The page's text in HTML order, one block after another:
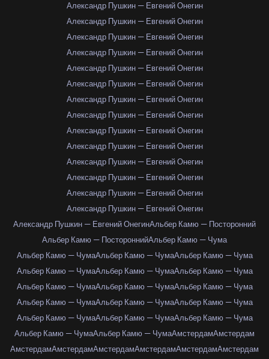
Александр Пушкин — Евгений Онегин
Александр Пушкин — Евгений Онегин
Александр Пушкин — Евгений Онегин
Александр Пушкин — Евгений Онегин
Александр Пушкин — Евгений Онегин
Александр Пушкин — Евгений Онегин
Александр Пушкин — Евгений Онегин
Александр Пушкин — Евгений Онегин
Александр Пушкин — Евгений Онегин
Александр Пушкин — Евгений Онегин
Александр Пушкин — Евгений Онегин
Александр Пушкин — Евгений Онегин
Александр Пушкин — Евгений Онегин
Александр Пушкин — Евгений Онегин
Александр Пушкин — Евгений ОнегинАльбер Камю — Посторонний
Альбер Камю — ПостороннийАльбер Камю — Чума
Альбер Камю — ЧумаАльбер Камю — ЧумаАльбер Камю — Чума
Альбер Камю — ЧумаАльбер Камю — ЧумаАльбер Камю — Чума
Альбер Камю — ЧумаАльбер Камю — ЧумаАльбер Камю — Чума
Альбер Камю — ЧумаАльбер Камю — ЧумаАльбер Камю — Чума
Альбер Камю — ЧумаАльбер Камю — ЧумаАльбер Камю — Чума
Альбер Камю — ЧумаАльбер Камю — ЧумаАмстердамАмстердам
АмстердамАмстердамАмстердамАмстердамАмстердамАмстердам